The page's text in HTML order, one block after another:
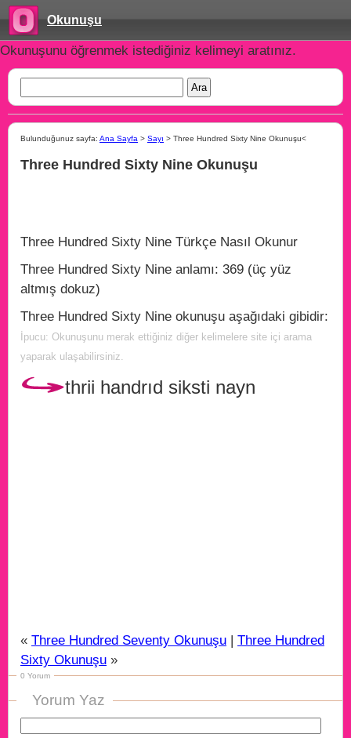
Okunuşu
Okunuşunu öğrenmek istediğiniz kelimeyi aratınız.
Bulunduğunuz sayfa: Ana Sayfa > Sayı > Three Hundred Sixty Nine Okunuşu<
Three Hundred Sixty Nine Okunuşu
Three Hundred Sixty Nine Türkçe Nasıl Okunur
Three Hundred Sixty Nine anlamı: 369 (üç yüz
altmış dokuz)
Three Hundred Sixty Nine okunuşu aşağıdaki gibidir:
İpucu: Okunuşunu merak ettiğiniz diğer kelimelere site içi arama
yaparak ulaşabilirsiniz.
thrii handrıd siksti nayn
« Three Hundred Seventy Okunuşu | Three Hundred
Sixty Okunuşu »
0 Yorum
Yorum Yaz